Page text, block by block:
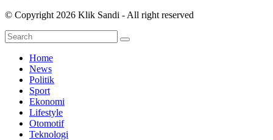
© Copyright 2026 Klik Sandi - All right reserved
Home
News
Politik
Sport
Ekonomi
Lifestyle
Otomotif
Teknologi